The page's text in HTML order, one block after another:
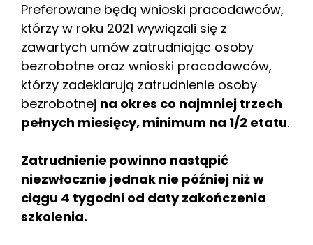
Preferowane będą wnioski pracodawców,
którzy w roku 2021 wywiązali się z
zawartych umów zatrudniając osoby
bezrobotne oraz wnioski pracodawców,
którzy zadeklarują zatrudnienie osoby
bezrobotnej na okres co najmniej trzech
pełnych miesięcy, minimum na 1/2 etatu.
Zatrudnienie powinno nastąpić
niezwłocznie jednak nie później niż w
ciągu 4 tygodni od daty zakończenia
szkolenia.